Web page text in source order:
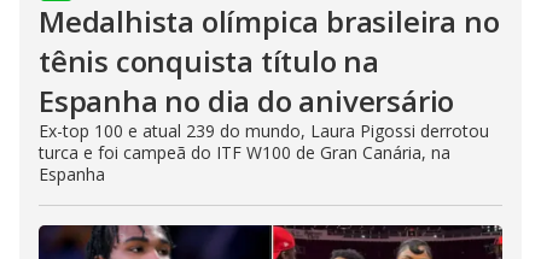
Medalhista olímpica brasileira no
tênis conquista título na
Espanha no dia do aniversário
Ex-top 100 e atual 239 do mundo, Laura Pigossi derrotou
turca e foi campeã do ITF W100 de Gran Canária, na
Espanha